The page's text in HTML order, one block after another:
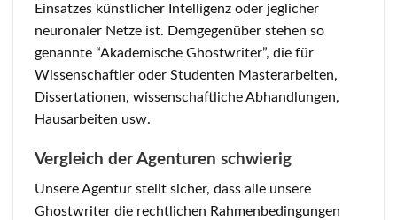
Einsatzes künstlicher Intelligenz oder jeglicher
neuronaler Netze ist. Demgegenüber stehen so
genannte “Akademische Ghostwriter”, die für
Wissenschaftler oder Studenten Masterarbeiten,
Dissertationen, wissenschaftliche Abhandlungen,
Hausarbeiten usw.
Vergleich der Agenturen schwierig
Unsere Agentur stellt sicher, dass alle unsere
Ghostwriter die rechtlichen Rahmenbedingungen